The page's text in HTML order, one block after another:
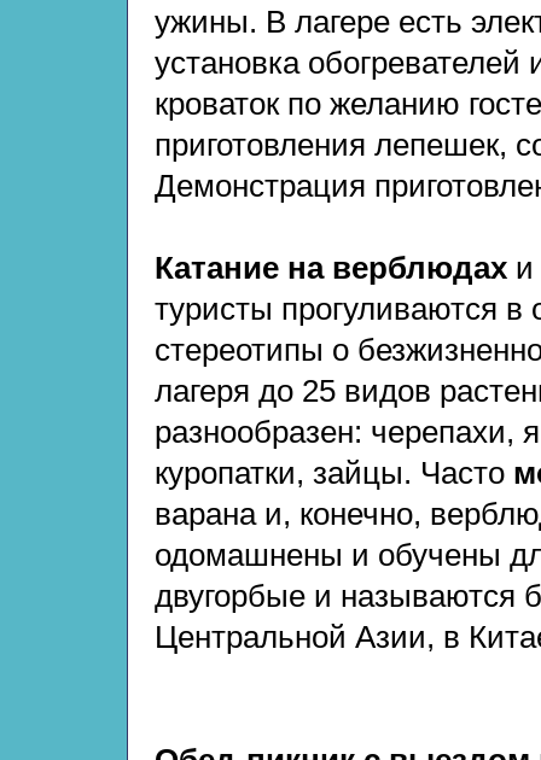
ужины. В лагере есть
установка
кроваток по желанию
приготовления лепешек,
Демонстрация
Катание на верблюдах и
туристы прогуливаются в
стереотипы о
лагеря до 25 видов
разнообразен: черепахи,
куропатки, зайцы. Часто
варана и, конечно,
одомашнены и обучены
двугорбые и называются
Центральной Азии, в